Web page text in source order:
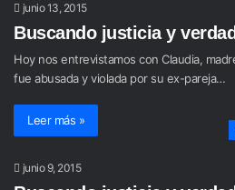
junio 13, 2015
Buscando justicia y
Hoy nos entrevistamos con Claudia,
fue abusada y violada por su ex-pareja…
Leer más »
junio 9, 2015